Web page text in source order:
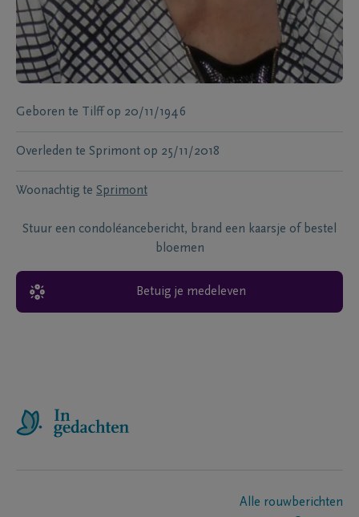
Geboren te Tilff op 20/11/1946
Overleden te Sprimont op 25/11/2018
Woonachtig te Sprimont
Stuur een condoléancebericht, brand een kaarsje of bestel
bloemen
Betuig je medeleven
Alle rouwberichten